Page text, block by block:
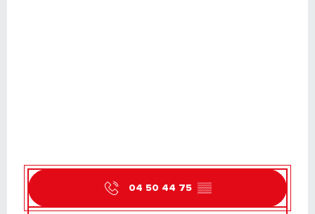
04 50 44 75 ▒▒